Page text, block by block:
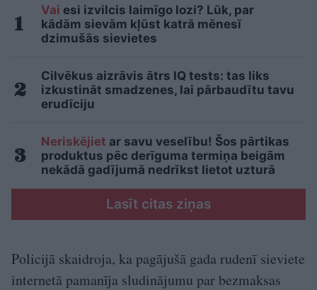
Vai esi izvilcis laimīgo lozi? Lūk, par
kādām sievām kļūst katrā mēnesī
dzimušās sievietes
Cilvēkus aizrāvis ātrs IQ tests: tas liks
izkustināt smadzenes, lai pārbaudītu tavu
erudīciju
Neriskējiet ar savu veselību! Šos pārtikas
produktus pēc derīguma termiņa beigām
nekādā gadījumā nedrīkst lietot uzturā
Lasīt citas ziņas
Policijā skaidroja, ka pagājušā gada rudenī sieviete
internetā pamanīja sludinājumu par bezmaksas